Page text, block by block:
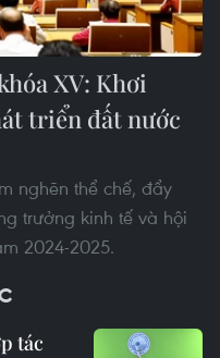
XV: Khơi
triển đất nước
nghẽn thể chế, đẩy
trưởng kinh tế và hội
2024-2025.
tác